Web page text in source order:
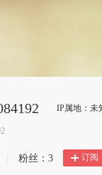
IP属地：未
粉丝： 3 订阅